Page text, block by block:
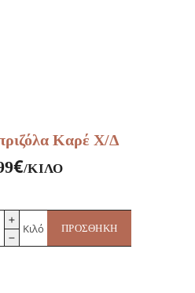
Καρέ Χ/Δ
€/ΚΙΛΌ
Κιλό ΠΡΟΣΘΉΚΗ